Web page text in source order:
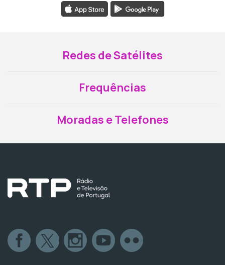
Redes de Satélites
Frequências
Moradas e Telefones